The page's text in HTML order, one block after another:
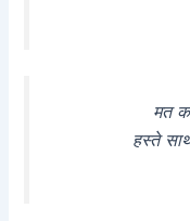
मत
हस्ते